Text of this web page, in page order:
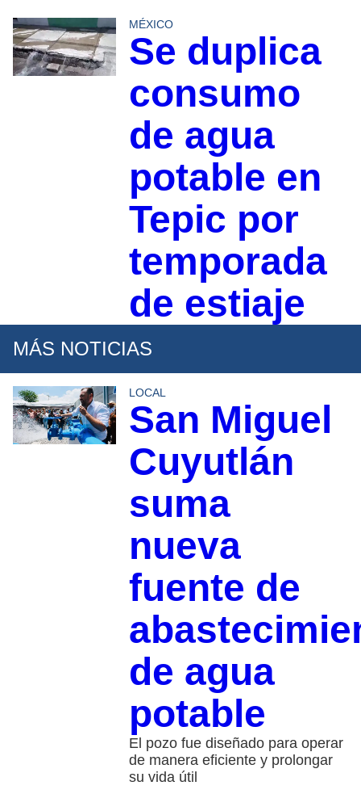
MÉXICO
Se duplica
consumo
de agua
potable en
Tepic por
temporada
de estiaje
MÁS NOTICIAS
LOCAL
San Miguel
Cuyutlán
suma
nueva
fuente de
de agua
potable
El pozo fue diseñado para operar
de manera eficiente y prolongar
su vida útil